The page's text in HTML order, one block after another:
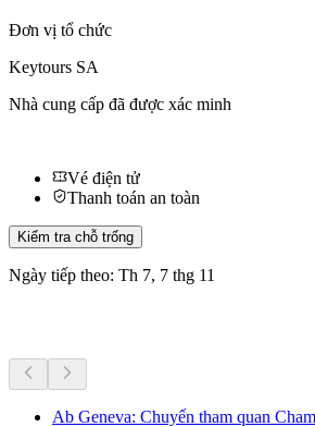
Đơn vị tổ chức
Keytours SA
Nhà cung cấp đã được xác minh
Vé điện tử
Thanh toán an toàn
Kiểm tra chỗ trống
Ngày tiếp theo: Th 7, 7 thg 11
Ab Geneva: Chuyến tham quan